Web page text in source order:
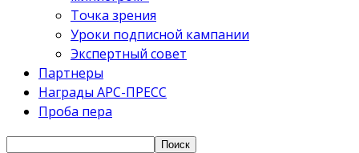
Точка зрения
Уроки подписной кампании
Экспертный совет
Партнеры
Награды АРС-ПРЕСС
Проба пера